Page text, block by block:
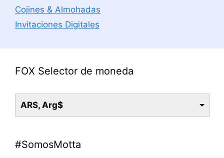
Cojines & Almohadas
Invitaciones Digitales
FOX Selector de moneda
ARS, Arg$
#SomosMotta